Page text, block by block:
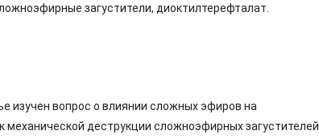
загустители, диоктилтерефталат.
изучен вопрос о влиянии сложных эфиров на
механической деструкции сложноэфирных загустителей